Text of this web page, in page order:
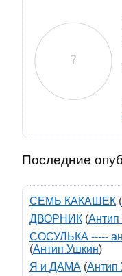
Последние
СЕМЬ КАКАШЕК (
ДВОРНИК (Антип
СОСУЛЬКА -----
(Антип Ушкин)
Я и ДАМА (Антип